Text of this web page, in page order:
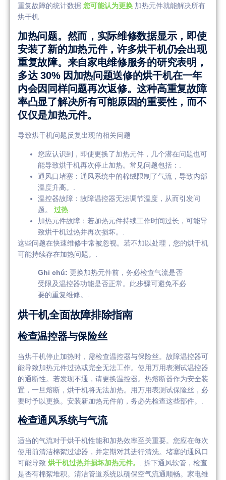
重复故障的统计数据 您可能认为更换 加热元件就能解决所有
烘干机.
加热问题。然而，实际维修数据显示，即使
安装了新的加热元件，许多烘干机仍会出现
重复故障。来自家电维修服务的研究表明，
多达 30% 因加热问题送修的烘干机在一年
内会因同样问题再次返修。这种高重复故障
率凸显了解决所有可能原因的重要性，而不
仅仅是加热元件。
导致烘干机问题反复出现的相关问题
您应认识到，即使更换了加热元件，几个潜在问题也可
能导致烘干机再次停止加热。常见问题包括：.
通风口堵塞：通风系统中的棉绒限制了气流，导致内部
温度升高。.
温控器故障：故障温控器无法调节温度，从而引发问
题。 过热
加热元件故障：若加热元件持续工作时间过长，可能导
致烘干机过热并再次损坏。.
这些问题在快速维修中常被忽视。若不加以处理，您的烘干机
可能持续存在加热问题。.
Ghi chú: 更换加热元件前，务必检查气流是否
受限及温控器功能是否正常。此步骤可避免不必
要的重复维修。.
烘干机全面故障排除指南
检查温控器与保险丝
当烘干机停止加热时，需检查温控器与保险丝。故障温控器可
能导致加热元件过热或完全无法工作。使用万用表测试温控器
的通断性。若发现不通，请更换温控器。热熔断器作为安全装
置，一旦熔断，烘干机将无法加热。用万用表测试保险丝，必
要时予以更换。安装新加热元件前，务必先检查这些部件。.
检查通风系统与气流
适当的气流对于烘干机性能和加热效率至关重要。您应在每次
使用前清洁棉絮过滤器，并定期对其进行清洗。堵塞的通风口
可能导致 烘干机过热并损坏加热元件。
. 拆下通风软管，检查
是否有棉絮堆积。清洁管道系统以确保空气流通顺畅。家电维